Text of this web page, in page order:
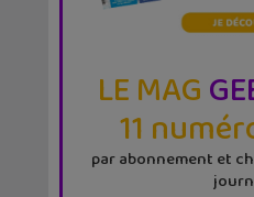
LE MAG
11
par abonnement et